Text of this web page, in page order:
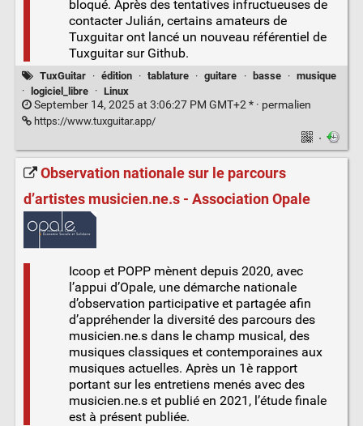
bloqué. Après des tentatives infructueuses de
contacter Julián, certains amateurs de
Tuxguitar ont lancé un nouveau référentiel de
Tuxguitar sur Github.
TuxGuitar · édition · tablature · guitare · basse · musique
· logiciel_libre · Linux
September 14, 2025 at 3:06:27 PM GMT+2 * · permalien
https://www.tuxguitar.app/
·
Observation nationale sur le parcours
d’artistes musicien.ne.s - Association Opale
Icoop et POPP mènent depuis 2020, avec
l’appui d’Opale, une démarche nationale
d’observation participative et partagée afin
d’appréhender la diversité des parcours des
musicien.ne.s dans le champ musical, des
musiques classiques et contemporaines aux
musiques actuelles. Après un 1è rapport
portant sur les entretiens menés avec des
musicien.ne.s et publié en 2021, l’étude finale
est à présent publiée.